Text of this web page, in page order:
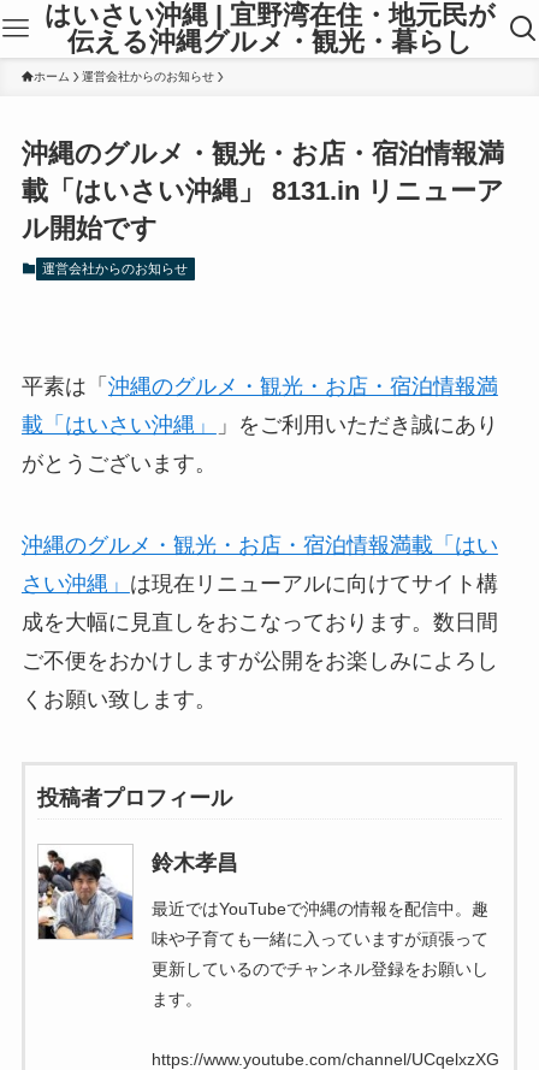
はいさい沖縄 | 宜野湾在住・地元民が
伝える沖縄グルメ・観光・暮らし
ホーム 運営会社からのお知らせ
沖縄のグルメ・観光・お店・宿泊情報満
載「はいさい沖縄」 8131.in リニューア
ル開始です
運営会社からのお知らせ
平素は「 沖縄のグルメ・観光・お店・宿泊情報満
載「はいさい沖縄」
」をご利用いただき誠にあり
がとうございます。
沖縄のグルメ・観光・お店・宿泊情報満載「はい
さい沖縄」 は現在リニューアルに向けてサイト構
成を大幅に見直しをおこなっております。数日間
ご不便をおかけしますが公開をお楽しみによろし
くお願い致します。
投稿者プロフィール
鈴木孝昌
最近ではYouTubeで沖縄の情報を配信中。趣
味や子育ても一緒に入っていますが頑張って
更新しているのでチャンネル登録をお願いし
ます。
https://www.youtube.com/channel/UCqelxzXG